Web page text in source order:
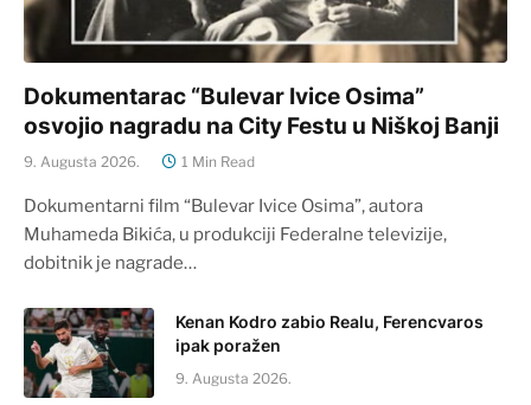
Dokumentarac “Bulevar Ivice Osima”
osvojio nagradu na City Festu u Niškoj Banji
9. Augusta 2026. 1 Min Read
Dokumentarni film “Bulevar Ivice Osima”, autora
Muhameda Bikića, u produkciji Federalne televizije,
dobitnik je nagrade…
Kenan Kodro zabio Realu, Ferencvaros
ipak poražen
9. Augusta 2026.